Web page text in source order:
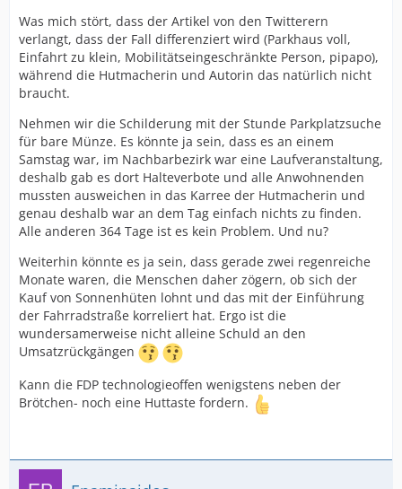
Was mich stört, dass der Artikel von den Twitterern
verlangt, dass der Fall differenziert wird (Parkhaus voll,
Einfahrt zu klein, Mobilitätseingeschränkte Person, pipapo),
während die Hutmacherin und Autorin das natürlich nicht
braucht.
Nehmen wir die Schilderung mit der Stunde Parkplatzsuche
für bare Münze. Es könnte ja sein, dass es an einem
Samstag war, im Nachbarbezirk war eine Laufveranstaltung,
deshalb gab es dort Halteverbote und alle Anwohnenden
mussten ausweichen in das Karree der Hutmacherin und
genau deshalb war an dem Tag einfach nichts zu finden.
Alle anderen 364 Tage ist es kein Problem. Und nu?
Weiterhin könnte es ja sein, dass gerade zwei regenreiche
Monate waren, die Menschen daher zögern, ob sich der
Kauf von Sonnenhüten lohnt und das mit der Einführung
der Fahrradstraße korreliert hat. Ergo ist die
wundersamerweise nicht alleine Schuld an den
Umsatzrückgängen
Kann die FDP technologieoffen wenigstens neben der
Brötchen- noch eine Huttaste fordern.